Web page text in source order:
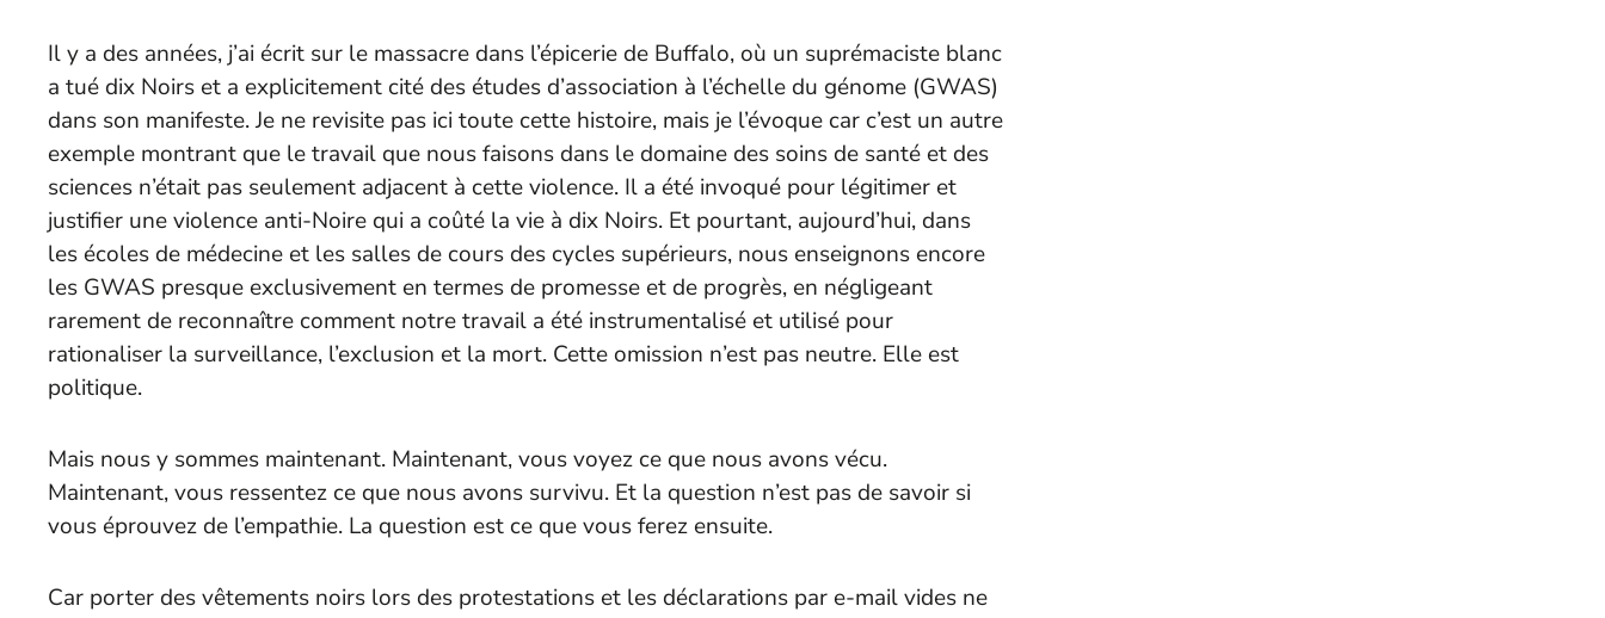
Il y a des années, j’ai écrit sur le massacre dans l’épicerie de Buffalo, où un suprémaciste blanc
a tué dix Noirs et a explicitement cité des études d’association à l’échelle du génome (GWAS)
dans son manifeste. Je ne revisite pas ici toute cette histoire, mais je l’évoque car c’est un autre
exemple montrant que le travail que nous faisons dans le domaine des soins de santé et des
sciences n’était pas seulement adjacent à cette violence. Il a été invoqué pour légitimer et
justifier une violence anti-Noire qui a coûté la vie à dix Noirs. Et pourtant, aujourd’hui, dans
les écoles de médecine et les salles de cours des cycles supérieurs, nous enseignons encore
les GWAS presque exclusivement en termes de promesse et de progrès, en négligeant
rarement de reconnaître comment notre travail a été instrumentalisé et utilisé pour
rationaliser la surveillance, l’exclusion et la mort. Cette omission n’est pas neutre. Elle est
politique.
Mais nous y sommes maintenant. Maintenant, vous voyez ce que nous avons vécu.
Maintenant, vous ressentez ce que nous avons survivu. Et la question n’est pas de savoir si
vous éprouvez de l’empathie. La question est ce que vous ferez ensuite.
Car porter des vêtements noirs lors des protestations et les déclarations par e-mail vides ne